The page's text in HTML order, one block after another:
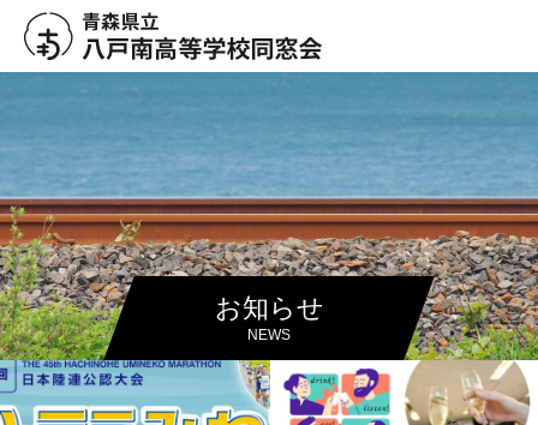
お知らせ
NEWS